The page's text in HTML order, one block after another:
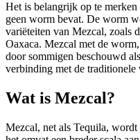
Het is belangrijk op te
geen worm bevat. De worm
variëteiten van Mezcal, zoals
Oaxaca. Mezcal met de
door sommigen beschouwd
verbinding met de traditionele
Wat is Mezcal?
Mezcal, net als Tequila,